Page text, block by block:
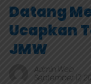
Datang
Ucapkan
JMW
Admin Web
September 17,